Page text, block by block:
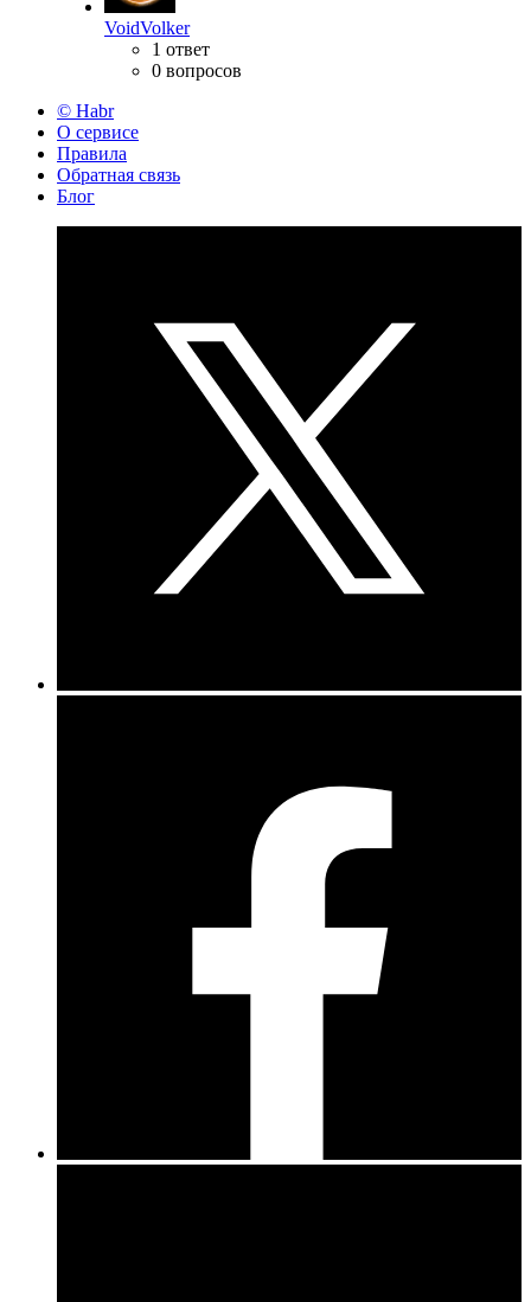
VoidVolker
1 ответ
0 вопросов
© Habr
О сервисе
Правила
Обратная связь
Блог